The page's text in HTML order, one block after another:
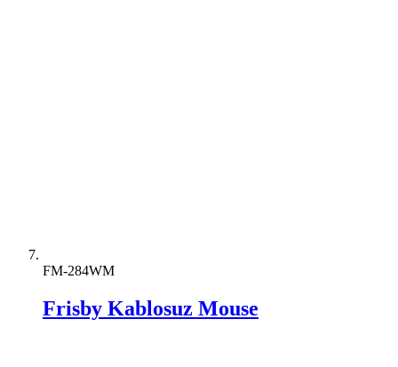
FM-284WM
Frisby Kablosuz Mouse